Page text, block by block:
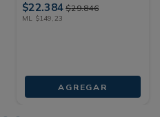
$22.384 $29.846
ML $149,23
AGREGAR